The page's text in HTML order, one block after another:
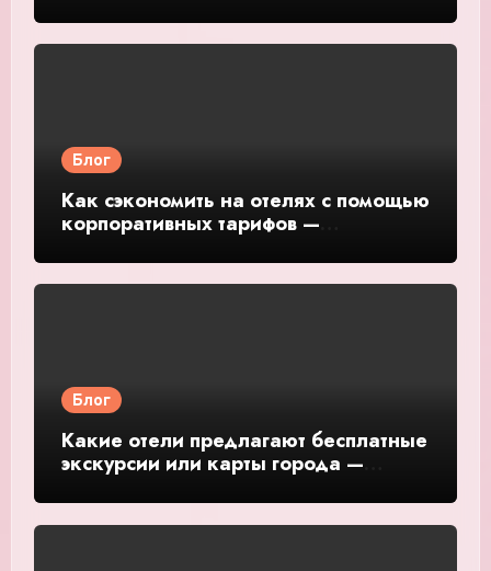
и обзор
Блог
Как сэкономить на отелях с помощью
корпоративных тарифов —
Блог
Какие отели предлагают бесплатные
экскурсии или карты города —